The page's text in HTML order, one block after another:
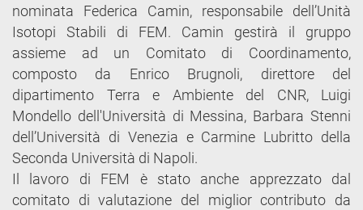
nominata Federica Camin, responsabile dell’Unità
Isotopi Stabili di FEM. Camin gestirà il gruppo
assieme ad un Comitato di Coordinamento,
composto da Enrico Brugnoli, direttore del
dipartimento Terra e Ambiente del CNR, Luigi
Mondello dell'Università di Messina, Barbara Stenni
dell’Università di Venezia e Carmine Lubritto della
Seconda Università di Napoli.
Il lavoro di FEM è stato anche apprezzato dal
comitato di valutazione del miglior contributo da